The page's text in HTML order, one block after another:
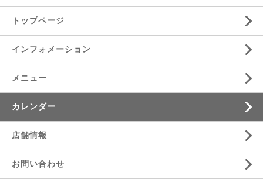
トップページ
インフォメーション
メニュー
カレンダー
店舗情報
お問い合わせ